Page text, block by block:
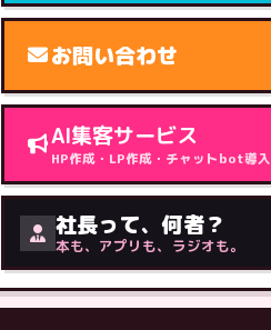
お問い合わせ
AI集客サービス
HP作成・LP作成・チャットbot導入
社長って、何者？
本も、アプリも、ラジオも。